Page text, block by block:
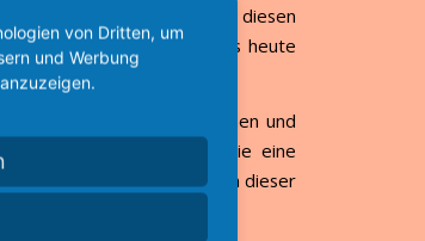
Fahrgeschäfte fallen in diesen
wie wir sie in Freizeitparks heute
mit seinen Kolleginnen und
auf der ganzen Welt. Wie eine
dabei so erlebt erfahrt ihr in dieser
von Dritten, um
und Werbung